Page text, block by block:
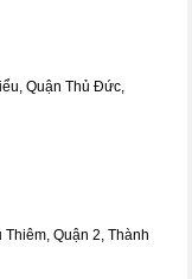
Quận Thủ Đức,
Quận 2, Thành